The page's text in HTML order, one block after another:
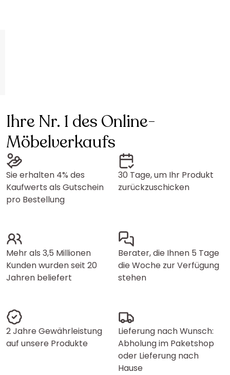
Ihre Nr. 1 des Online-
Möbelverkaufs
Sie erhalten 4% des
Kaufwerts als Gutschein
pro Bestellung
30 Tage, um Ihr Produkt
zurückzuschicken
Mehr als 3,5 Millionen
Kunden wurden seit 20
Jahren beliefert
Berater, die Ihnen 5 Tage
die Woche zur Verfügung
stehen
2 Jahre Gewährleistung
auf unsere Produkte
Lieferung nach Wunsch:
Abholung im Paketshop
oder Lieferung nach
Hause